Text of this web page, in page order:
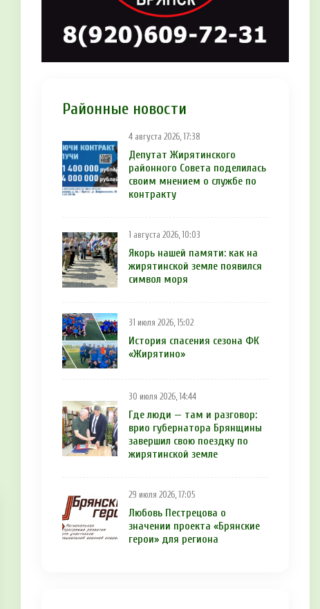
Районные новости
4 августа 2026, 17:38
Депутат Жирятинского
районного Совета поделилась
своим мнением о службе по
контракту
1 августа 2026, 10:03
Якорь нашей памяти: как на
жирятинской земле появился
символ моря
31 июля 2026, 15:02
История спасения сезона ФК
«Жирятино»
30 июля 2026, 14:44
Где люди — там и разговор:
врио губернатора Брянщины
завершил свою поездку по
жирятинской земле
29 июля 2026, 17:05
Любовь Пестрецова о
значении проекта «Брянские
герои» для региона